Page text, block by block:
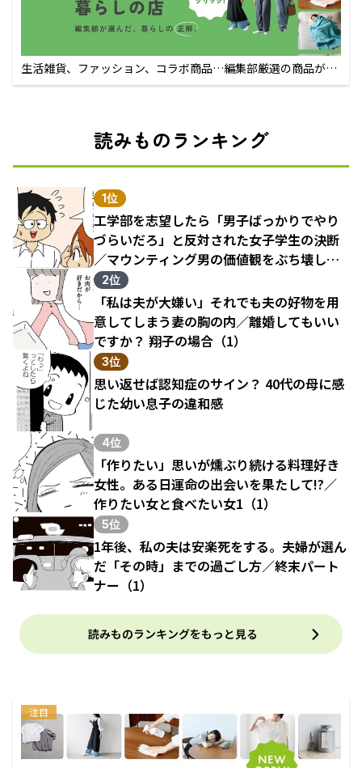
生活雑貨、ファッション、コラボ商品…編集部厳選の商品が買
えるECサイト
読みものランキング
1位
工学部を志望したら「男子ばっかりでやり
づらいだろ」と反対された女子学生の決断
／マウンティング男の価値観をぶち壊した
結果（1）
2位
「私は夫が大嫌い」それでも夫の好物を用
意してしまう妻の胸の内／離婚してもいい
ですか？ 翔子の場合（1）
3位
思い返せば認知症のサイン？ 40代の母に感
じた幼い息子の違和感
4位
「作りたい」思いが燻ぶり続ける料理好き
女性。ある日運命の出会いを果たして!?／
作りたい女と食べたい女1（1）
5位
1年後、私の夫は安楽死をする。夫婦が選ん
だ「その時」までの過ごし方／終末パート
ナー（1）
読みものランキングをもっと見る
注目